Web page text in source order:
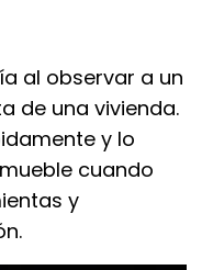
al observar a un
de una vivienda.
y lo
cuando
y